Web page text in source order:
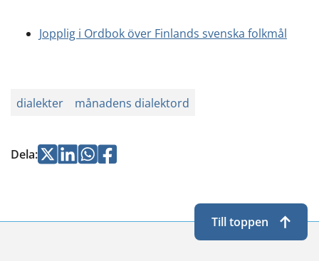
Jopplig i Ordbok över Finlands svenska folkmål
dialekter månadens dialektord
Dela:Jaa Jaa Jaa
Jaa
Till toppen